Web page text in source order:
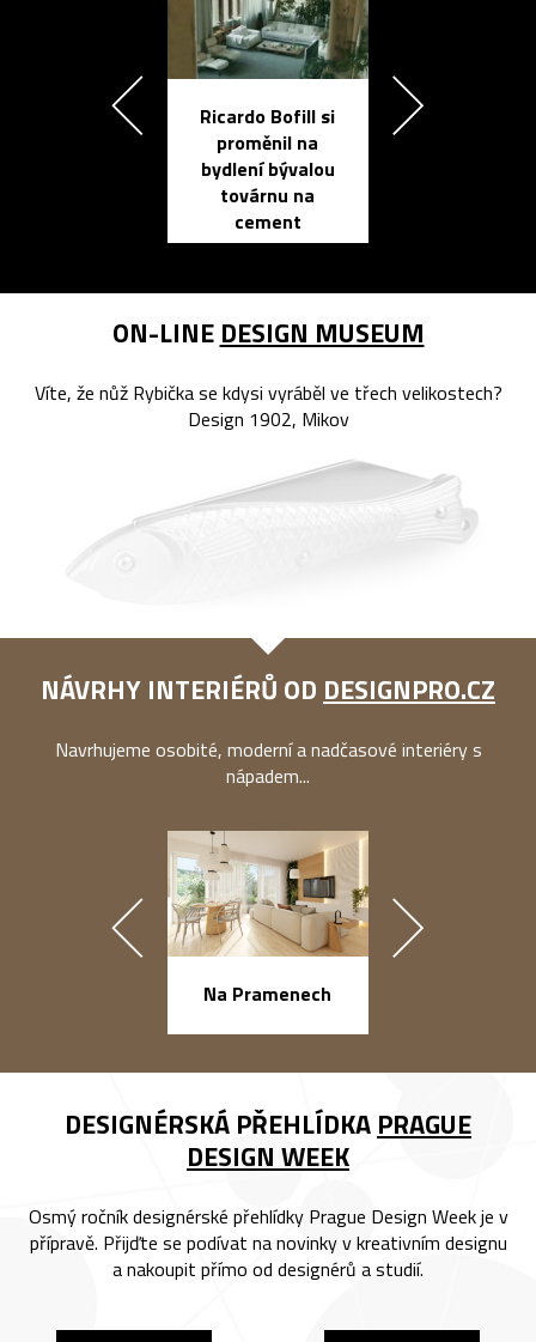
Ricardo Bofill si
proměnil na
bydlení bývalou
továrnu na
cement
ON-LINE DESIGN MUSEUM
Víte, že nůž Rybička se kdysi vyráběl ve třech velikostech?
Design 1902, Mikov
NÁVRHY INTERIÉRŮ OD DESIGNPRO.CZ
Navrhujeme osobité, moderní a nadčasové interiéry s
nápadem...
Na Pramenech
DESIGNÉRSKÁ PŘEHLÍDKA PRAGUE
DESIGN WEEK
Osmý ročník designérské přehlídky Prague Design Week je v
přípravě. Přijďte se podívat na novinky v kreativním designu
a nakoupit přímo od designérů a studií.